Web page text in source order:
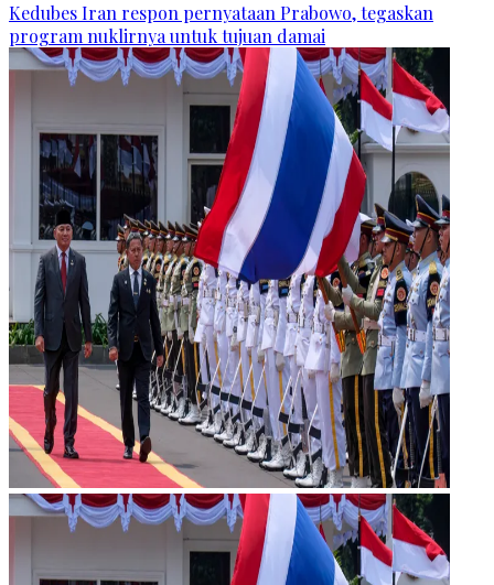
Kedubes Iran respon pernyataan Prabowo, tegaskan
program nuklirnya untuk tujuan damai